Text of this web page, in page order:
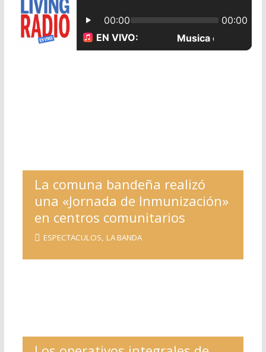
La comuna bandeña realizó
una «Jornada de Inmunización»
en centros comunitarios
ESPECTACULOS LA BANDA